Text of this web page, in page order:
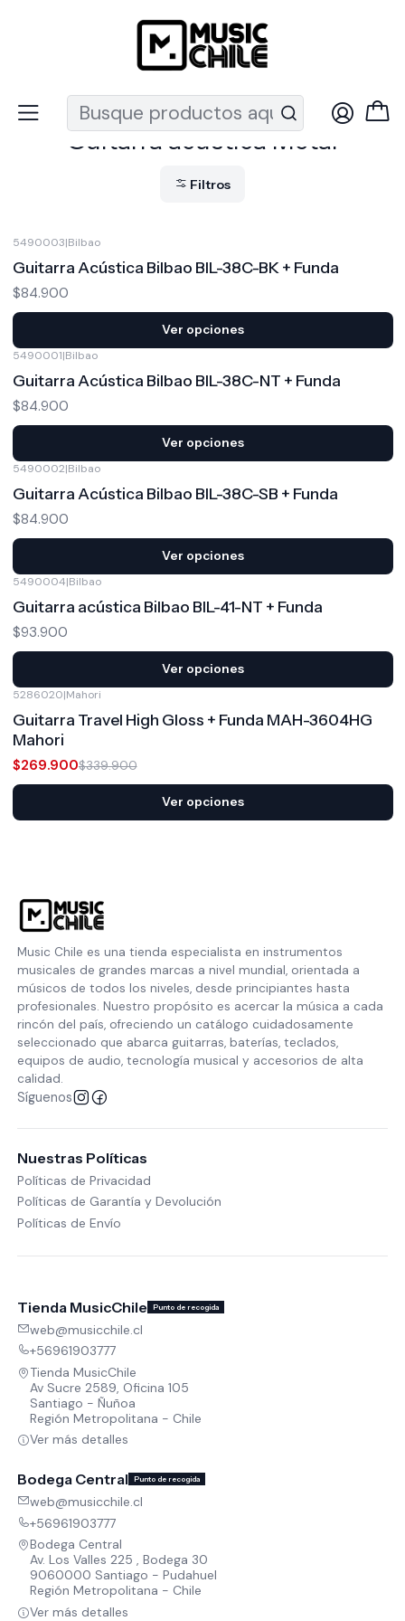
Recuerda que ahora nos puedes encontrar en el MUT
Instrumentos de Cuerda
Guitarra acústica Metal
Filtros
5490003|Bilbao
Guitarra Acústica Bilbao BIL-38C-BK + Funda
$84.900
Ver opciones
5490001|Bilbao
Guitarra Acústica Bilbao BIL-38C-NT + Funda
$84.900
Ver opciones
5490002|Bilbao
Guitarra Acústica Bilbao BIL-38C-SB + Funda
$84.900
Ver opciones
5490004|Bilbao
Guitarra acústica Bilbao BIL-41-NT + Funda
$93.900
Ver opciones
5286020|Mahori
Guitarra Travel High Gloss + Funda MAH-3604HG
Mahori
$269.900$339.900
Ver opciones
Music Chile es una tienda especialista en instrumentos
musicales de grandes marcas a nivel mundial, orientada a
músicos de todos los niveles, desde principiantes hasta
profesionales. Nuestro propósito es acercar la música a cada
rincón del país, ofreciendo un catálogo cuidadosamente
seleccionado que abarca guitarras, baterías, teclados,
equipos de audio, tecnología musical y accesorios de alta
calidad.
Síguenos
Nuestras Políticas
Políticas de Privacidad
Políticas de Garantía y Devolución
Políticas de Envío
Tienda MusicChile Punto de recogida
web@musicchile.cl
+56961903777
Tienda MusicChile
Av Sucre 2589, Oficina 105
Santiago - Ñuñoa
Región Metropolitana - Chile
Ver más detalles
Bodega Central Punto de recogida
web@musicchile.cl
+56961903777
Bodega Central
Av. Los Valles 225 , Bodega 30
9060000 Santiago - Pudahuel
Región Metropolitana - Chile
Ver más detalles